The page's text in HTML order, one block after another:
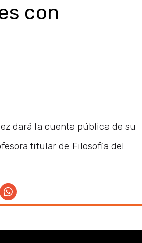
con
dará la cuenta pública de su
titular de Filosofía del